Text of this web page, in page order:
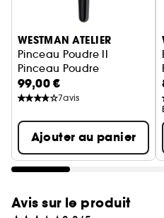
bonne gestion forestière.
Hautes performances :
fibres de nylon (non
sont ultra douces et
douceur et une fonction
Pour découvrir nos
cliquezici
Ignorer le carrousel produits
WESTMAN ATELIER
Pinceau Poudre II
Pinceau Poudre
99,00 €
7avis
Ajouter au panier
Avis sur le produit